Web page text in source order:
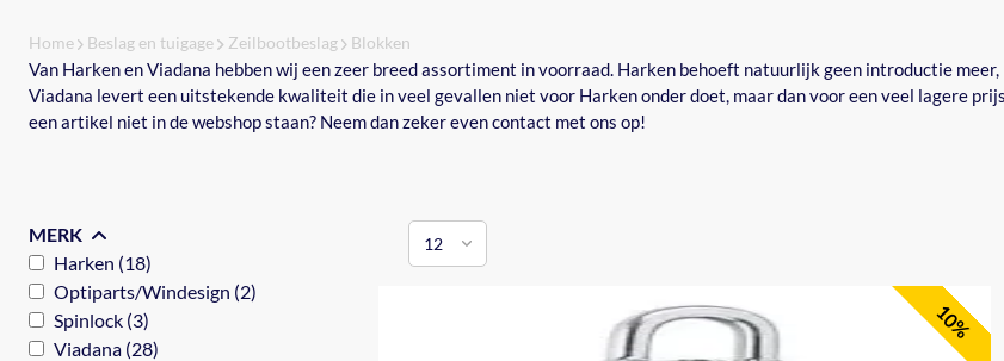
Home Beslag en tuigage Zeilbootbeslag Blokken
Van Harken en Viadana hebben wij een zeer breed assortiment in voorraad. Harken behoeft natuurlijk geen introductie
Viadana levert een uitstekende kwaliteit die in veel gevallen niet voor Harken onder doet, maar dan voor een veel lagere
een artikel niet in de webshop staan? Neem dan zeker even contact met ons op!
MERK
Harken (18)
Optiparts/Windesign (2)
Spinlock (3)
Viadana (28)
10%